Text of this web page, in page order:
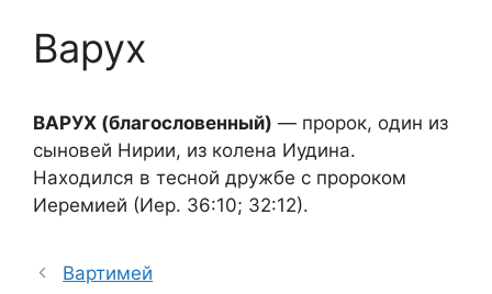
Варух
ВАРУХ (благословенный) — пророк, один из
сыновей Нирии, из колена Иудина.
Находился в тесной дружбе с пророком
Иеремией (Иер. 36:10; 32:12).
Вартимей